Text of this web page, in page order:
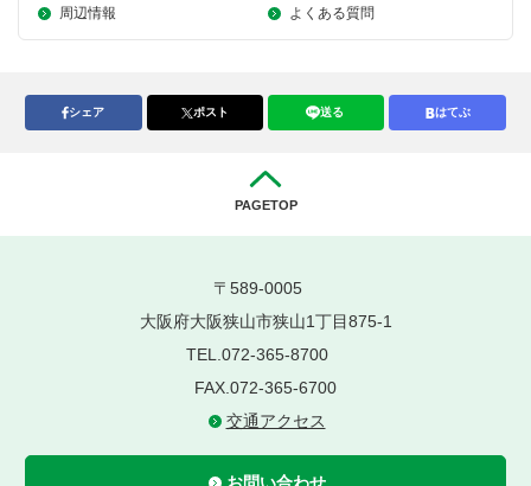
周辺情報
よくある質問
シェア ポスト 送る はてぶ
PAGETOP
〒589-0005
大阪府大阪狭山市狭山1丁目875-1
TEL.072-365-8700
FAX.072-365-6700
交通アクセス
お問い合わせ